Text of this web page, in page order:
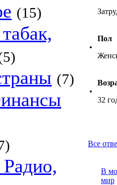
(15)
(7)
•
Пол
•
32
Все
В
мир